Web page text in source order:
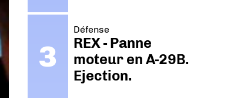
Défense
REX - Panne
moteur en A-29B.
Ejection.